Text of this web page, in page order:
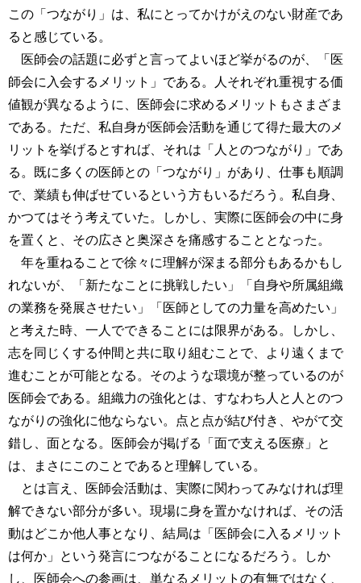
この「つながり」は、私にとってかけがえのない財産であ
ると感じている。
医師会の話題に必ずと言ってよいほど挙がるのが、「医
師会に入会するメリット」である。人それぞれ重視する価
値観が異なるように、医師会に求めるメリットもさまざま
である。ただ、私自身が医師会活動を通じて得た最大のメ
リットを挙げるとすれば、それは「人とのつながり」であ
る。既に多くの医師との「つながり」があり、仕事も順調
で、業績も伸ばせているという方もいるだろう。私自身、
かつてはそう考えていた。しかし、実際に医師会の中に身
を置くと、その広さと奥深さを痛感することとなった。
年を重ねることで徐々に理解が深まる部分もあるかもし
れないが、「新たなことに挑戦したい」「自身や所属組織
の業務を発展させたい」「医師としての力量を高めたい」
と考えた時、一人でできることには限界がある。しかし、
志を同じくする仲間と共に取り組むことで、より遠くまで
進むことが可能となる。そのような環境が整っているのが
医師会である。組織力の強化とは、すなわち人と人とのつ
ながりの強化に他ならない。点と点が結び付き、やがて交
錯し、面となる。医師会が掲げる「面で支える医療」と
は、まさにこのことであると理解している。
とは言え、医師会活動は、実際に関わってみなければ理
解できない部分が多い。現場に身を置かなければ、その活
動はどこか他人事となり、結局は「医師会に入るメリット
は何か」という発言につながることになるだろう。しか
し、医師会への参画は、単なるメリットの有無ではなく、